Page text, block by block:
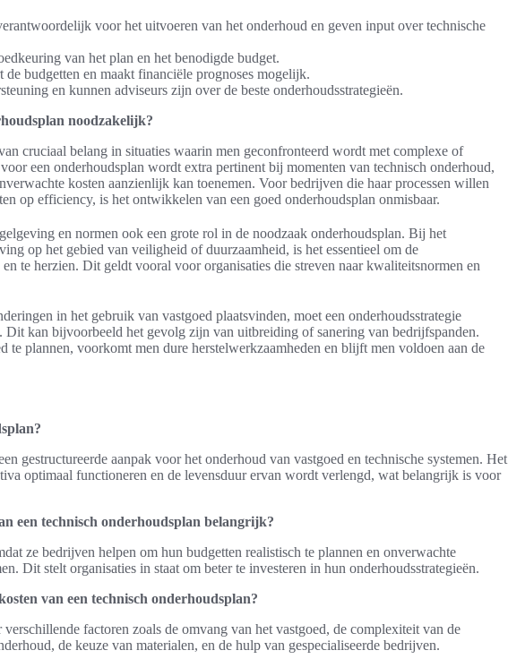
voor het uitvoeren van het onderhoud en geven input over technische
van het plan en het benodigde budget.
budgetten en maakt financiële prognoses mogelijk.
en kunnen adviseurs zijn over de beste onderhoudsstrategieën.
noodzakelijk?
cruciaal belang in situaties waarin men geconfronteerd wordt met complexe of
een onderhoudsplan wordt extra pertinent bij momenten van technisch onderhoud,
kosten aanzienlijk kan toenemen. Voor bedrijven die haar processen willen
op efficiency, is het ontwikkelen van een goed onderhoudsplan onmisbaar.
en normen ook een grote rol in de noodzaak onderhoudsplan. Bij het
op het gebied van veiligheid of duurzaamheid, is het essentieel om de
en te herzien. Dit geldt vooral voor organisaties die streven naar kwaliteitsnormen en
in het gebruik van vastgoed plaatsvinden, moet een onderhoudsstrategie
Dit kan bijvoorbeeld het gevolg zijn van uitbreiding of sanering van bedrijfspanden.
te plannen, voorkomt men dure herstelwerkzaamheden en blijft men voldoen aan de
gestructureerde aanpak voor het onderhoud van vastgoed en technische systemen. Het
optimaal functioneren en de levensduur ervan wordt verlengd, wat belangrijk is voor
een technisch onderhoudsplan belangrijk?
ze bedrijven helpen om hun budgetten realistisch te plannen en onverwachte
Dit stelt organisaties in staat om beter te investeren in hun onderhoudsstrategieën.
van een technisch onderhoudsplan?
factoren zoals de omvang van het vastgoed, de complexiteit van de
de keuze van materialen, en de hulp van gespecialiseerde bedrijven.